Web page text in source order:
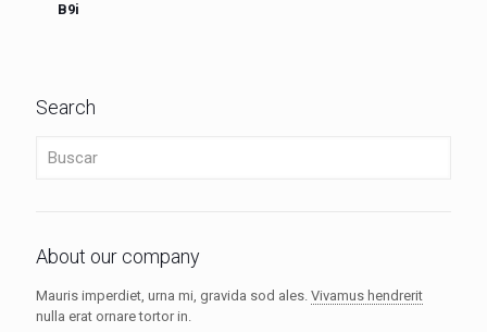
B9i
Search
About our company
Mauris imperdiet, urna mi, gravida sod ales. Vivamus hendrerit
nulla erat ornare tortor in.